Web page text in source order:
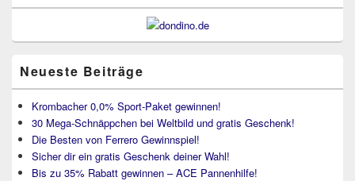
Neueste Beiträge
Krombacher 0,0% Sport-Paket gewinnen!
30 Mega-Schnäppchen bei Weltbild und gratis Geschenk!
Die Besten von Ferrero Gewinnspiel!
Sicher dir ein gratis Geschenk deiner Wahl!
Bis zu 35% Rabatt gewinnen – ACE Pannenhilfe!